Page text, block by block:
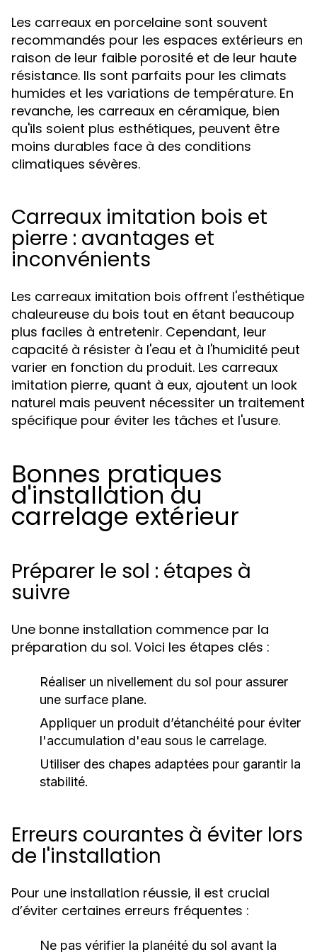
Les carreaux en porcelaine sont souvent
recommandés pour les espaces extérieurs en
raison de leur faible porosité et de leur haute
résistance. Ils sont parfaits pour les climats
humides et les variations de température. En
revanche, les carreaux en céramique, bien
qu'ils soient plus esthétiques, peuvent être
moins durables face à des conditions
climatiques sévères.
Carreaux imitation bois et
pierre : avantages et
inconvénients
Les carreaux imitation bois offrent l'esthétique
chaleureuse du bois tout en étant beaucoup
plus faciles à entretenir. Cependant, leur
capacité à résister à l'eau et à l'humidité peut
varier en fonction du produit. Les carreaux
imitation pierre, quant à eux, ajoutent un look
naturel mais peuvent nécessiter un traitement
spécifique pour éviter les tâches et l'usure.
Bonnes pratiques
d'installation du
carrelage extérieur
Préparer le sol : étapes à
suivre
Une bonne installation commence par la
préparation du sol. Voici les étapes clés :
Réaliser un nivellement du sol pour assurer
une surface plane.
Appliquer un produit d’étanchéité pour éviter
l'accumulation d'eau sous le carrelage.
Utiliser des chapes adaptées pour garantir la
stabilité.
Erreurs courantes à éviter lors
de l'installation
Pour une installation réussie, il est crucial
d’éviter certaines erreurs fréquentes :
Ne pas vérifier la planéité du sol avant la